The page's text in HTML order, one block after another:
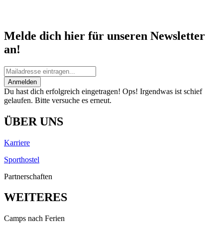
Melde dich hier für unseren Newsletter
an!
Anmelden
Du hast dich erfolgreich eingetragen! Ops! Irgendwas ist schief
gelaufen. Bitte versuche es erneut.
ÜBER UNS
Karriere
Sporthostel
Partnerschaften
WEITERES
Camps nach Ferien